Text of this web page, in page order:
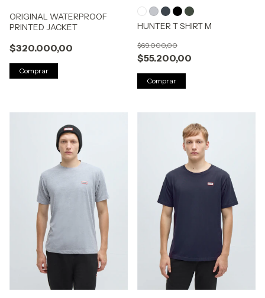
ORIGINAL WATERPROOF
PRINTED JACKET
$320.000,00
Comprar
HUNTER T SHIRT M
$55.200,00
$69.000,00
Comprar